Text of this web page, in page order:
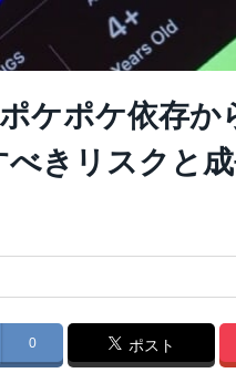
ケポケ依存か
きリスクと
0 ポスト